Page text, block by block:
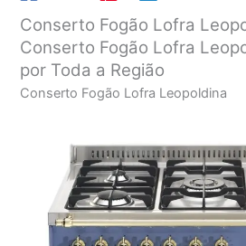
Conserto Fogão Lofra
Conserto Fogão Lofra
por Toda a Região
Conserto Fogão Lofra Leopoldina